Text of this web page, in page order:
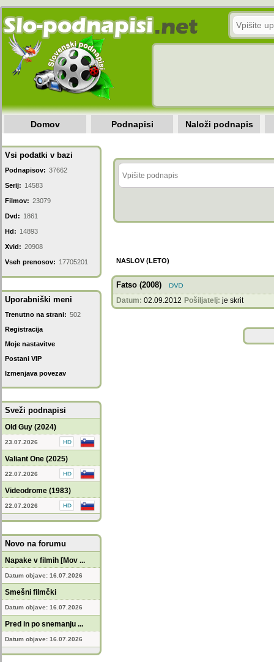
Domov Podnapisi Naloži podnapis
Vsi podatki v bazi
Podnapisov: 37662
Serij: 14583
Filmov: 23079
Dvd: 1861
Hd: 14893
Xvid: 20908
Vseh prenosov: 17705201
Uporabniški meni
Trenutno na strani: 502
Registracija
Moje nastavitve
Postani VIP
Izmenjava povezav
Sveži podnapisi
Old Guy (2024)
23.07.2026
Valiant One (2025)
22.07.2026
Videodrome (1983)
22.07.2026
Novo na forumu
Napake v filmih [Mov ...
Datum objave: 16.07.2026
Smešni filmčki
Datum objave: 16.07.2026
Pred in po snemanju ...
Datum objave: 16.07.2026
NASLOV (LETO)
Fatso (2008)
Datum: 02.09.2012 Pošiljatelj: je skrit